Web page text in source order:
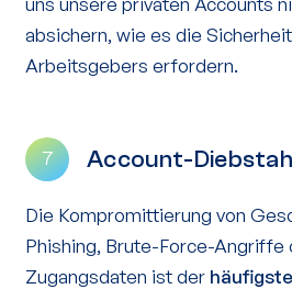
absichern, wie es die
Arbeitsgebers erfordern.
7 Account-
Die Kompromittierung von
Phishing, Brute-Force-Angriffe
Zugangsdaten ist der